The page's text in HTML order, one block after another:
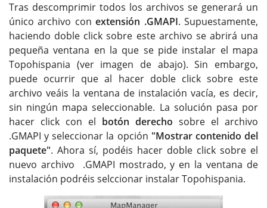
Tras descomprimir todos los archivos se generará un
único archivo conextensión .GMAPI. Supuestamente,
haciendo doble click sobre este archivo se abrirá una
pequeña ventana en la que se pide instalar el mapa
Topohispania (ver imagen de abajo). Sin embargo,
puede ocurrir que al hacer doble click sobre este
archivo veáis la ventana de instalación vacía, es decir,
sin ningún mapa seleccionable. La solución pasa por
hacer click con el botón derecho sobre el archivo
.GMAPI y seleccionar la opción "Mostrar contenido del
paquete". Ahora sí, podéis hacer doble click sobre el
nuevo archivo .GMAPI mostrado, y en la ventana de
instalación podréis selccionar instalar Topohispania.